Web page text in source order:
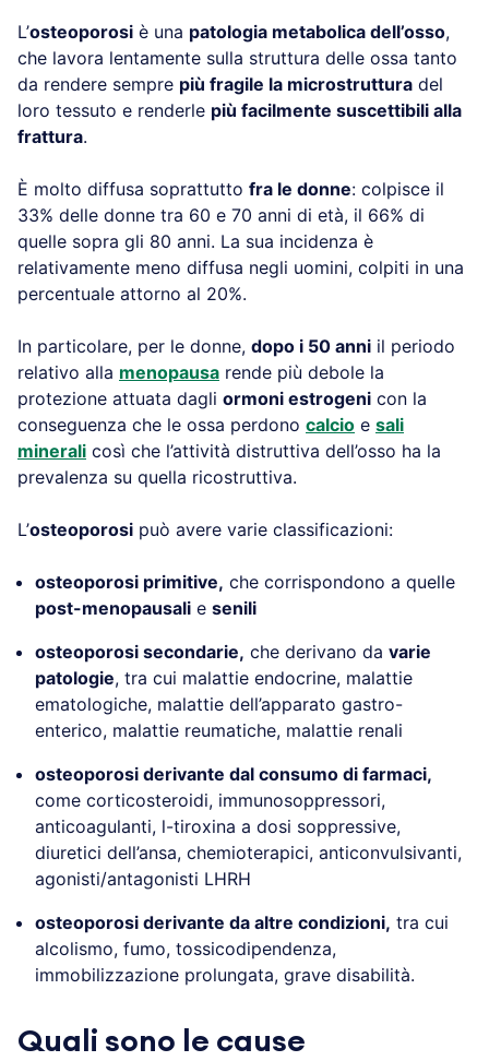
L’osteoporosi è una patologia metabolica dell’osso,
che lavora lentamente sulla struttura delle ossa tanto
da rendere sempre più fragile la microstruttura del
loro tessuto e renderle più facilmente suscettibili alla
frattura.
È molto diffusa soprattutto fra le donne: colpisce il
33% delle donne tra 60 e 70 anni di età, il 66% di
quelle sopra gli 80 anni. La sua incidenza è
relativamente meno diffusa negli uomini, colpiti in una
percentuale attorno al 20%.
In particolare, per le donne, dopo i 50 anni il periodo
relativo alla menopausa rende più debole la
protezione attuata dagli ormoni estrogeni con la
conseguenza che le ossa perdono calcio e sali
minerali così che l’attività distruttiva dell’osso ha la
prevalenza su quella ricostruttiva.
L’osteoporosi può avere varie classificazioni:
osteoporosi primitive, che corrispondono a quelle
post-menopausali e senili
osteoporosi secondarie, che derivano da varie
patologie, tra cui malattie endocrine, malattie
ematologiche, malattie dell’apparato gastro-
enterico, malattie reumatiche, malattie renali
osteoporosi derivante dal consumo di farmaci,
come corticosteroidi, immunosoppressori,
anticoagulanti, l-tiroxina a dosi soppressive,
diuretici dell’ansa, chemioterapici, anticonvulsivanti,
agonisti/antagonisti LHRH
osteoporosi derivante da altre condizioni, tra cui
alcolismo, fumo, tossicodipendenza,
immobilizzazione prolungata, grave disabilità.
Quali sono le cause